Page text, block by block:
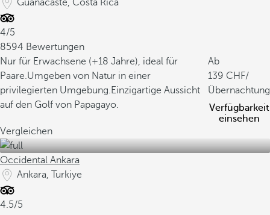
Guanacaste, Costa Rica
4/5
8594 Bewertungen
Nur für Erwachsene (+18 Jahre), ideal für
Paare.Umgeben von Natur in einer
privilegierten Umgebung.Einzigartige Aussicht
auf den Golf von Papagayo.
Ab
139
/
Übernachtung
Verfügbarkeit
einsehen
Vergleichen
Occidental Ankara
Ankara, Turkiye
4.5/5